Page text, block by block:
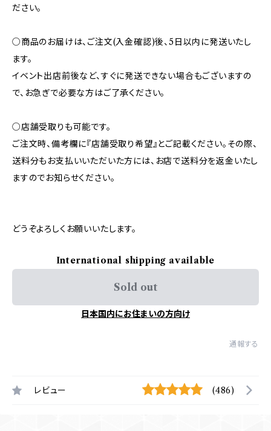
ださい。
○商品のお届けは、ご注文(入金確認)後、5日以内に発送いたし
ます。
イベント出店前後など、すぐに発送できない場合もございますの
で、お急ぎで必要な方はご了承ください。
○店舗受取りも可能です。
ご注文時、備考欄に『店舗受取り希望』とご記載ください。その際、
送料分もお支払いいただいた方には、お店で送料分を返金いたし
ますのでお知らせください。
どうぞよろしくお願いいたします。
International shipping available
Sold out
日本国内にお住まいの方向け
通報する
レビュー (486)